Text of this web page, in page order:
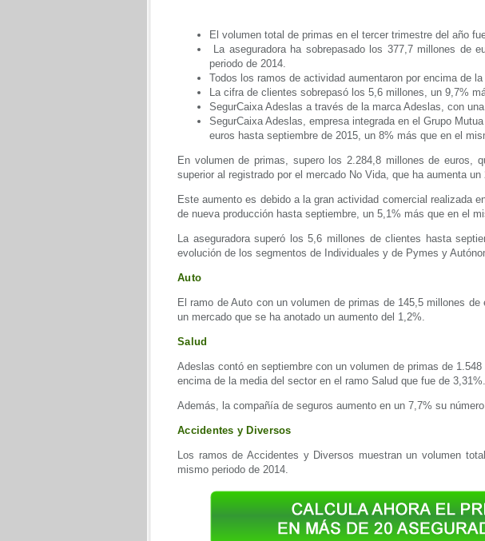
El volumen total de primas en el tercer trimestre del año
La aseguradora ha sobrepasado los 377,7 millones de
periodo de 2014.
Todos los ramos de actividad aumentaron por encima de la
La cifra de clientes sobrepasó los 5,6 millones, un 9,7%
SegurCaixa Adeslas a través de la marca Adeslas, con
SegurCaixa Adeslas, empresa integrada en el Grupo
euros hasta septiembre de 2015, un 8% más que en el
En volumen de primas, supero los 2.284,8 millones de euros,
superior al registrado por el mercado No Vida, que ha aumenta un
Este aumento es debido a la gran actividad comercial realizada
de nueva producción hasta septiembre, un 5,1% más que en el
La aseguradora superó los 5,6 millones de clientes hasta
evolución de los segmentos de Individuales y de Pymes y
Auto
El ramo de Auto con un volumen de primas de 145,5 millones
un mercado que se ha anotado un aumento del 1,2%.
Salud
Adeslas contó en septiembre con un volumen de primas de
encima de la media del sector en el ramo Salud que fue de 3,31%.
Además, la compañía de seguros aumento en un 7,7% su
Accidentes y Diversos
Los ramos de Accidentes y Diversos muestran un volumen
mismo periodo de 2014.